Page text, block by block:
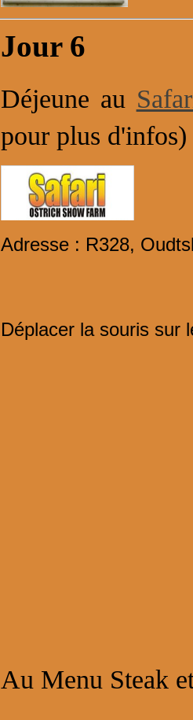
Jour 6
Déjeune au
pour plus d'infos)
Adresse : R328,
Déplacer la souris sur
Au Menu Steak